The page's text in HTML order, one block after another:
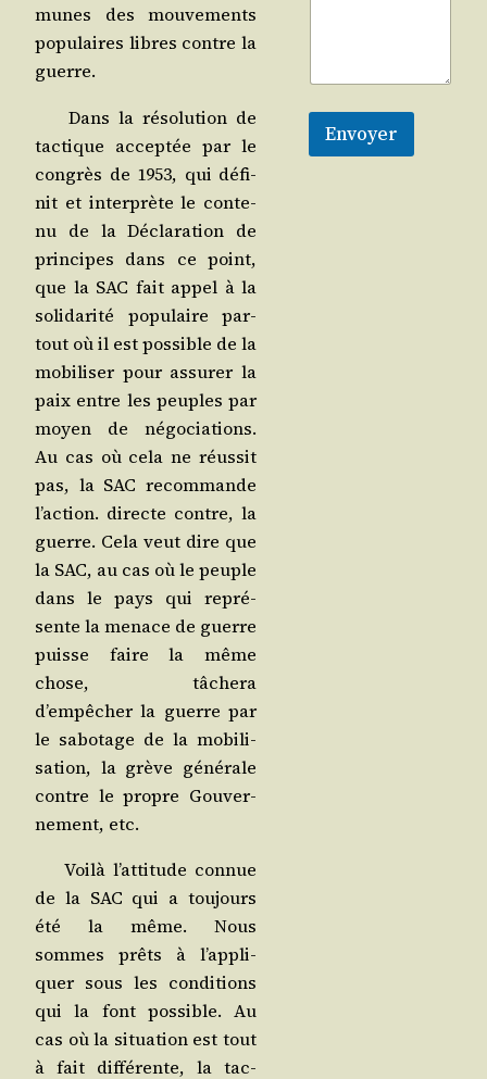
munes des mou­ve­ments
popu­laires libres contre la
guerre.
Dans la réso­lu­tion de
tac­tique accep­tée par le
congrès de 1953, qui défi­
nit et inter­prète le conte­
nu de la Décla­ra­tion de
prin­cipes dans ce point,
que la SAC fait appel à la
soli­da­ri­té popu­laire par­
tout où il est pos­sible de la
mobi­li­ser pour assu­rer la
paix entre les peuples par
moyen de négo­cia­tions.
Au cas où cela ne réus­sit
pas, la SAC recom­mande
l’ac­tion. directe contre, la
guerre. Cela veut dire que
la SAC, au cas où le peuple
dans le pays qui repré­
sente la menace de guerre
puisse faire la même
chose, tâche­ra
d’empêcher la guerre par
le sabo­tage de la mobi­li­
sa­tion, la grève géné­rale
contre le propre Gou­ver­
ne­ment, etc.
Voi­là l’at­ti­tude connue
de la SAC qui a tou­jours
été la même. Nous
sommes prêts à l’ap­pli­
quer sous les condi­tions
qui la font pos­sible. Au
cas où la situa­tion est tout
à fait dif­fé­rente, la tac­
Envoyer